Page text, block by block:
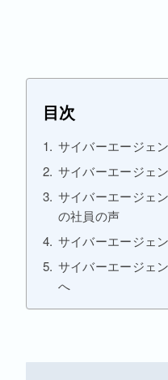
目次
サイバーエージェ
サイバーエージェ
サイバーエージェ
の社員の声
サイバーエージェ
サイバーエージェ
へ